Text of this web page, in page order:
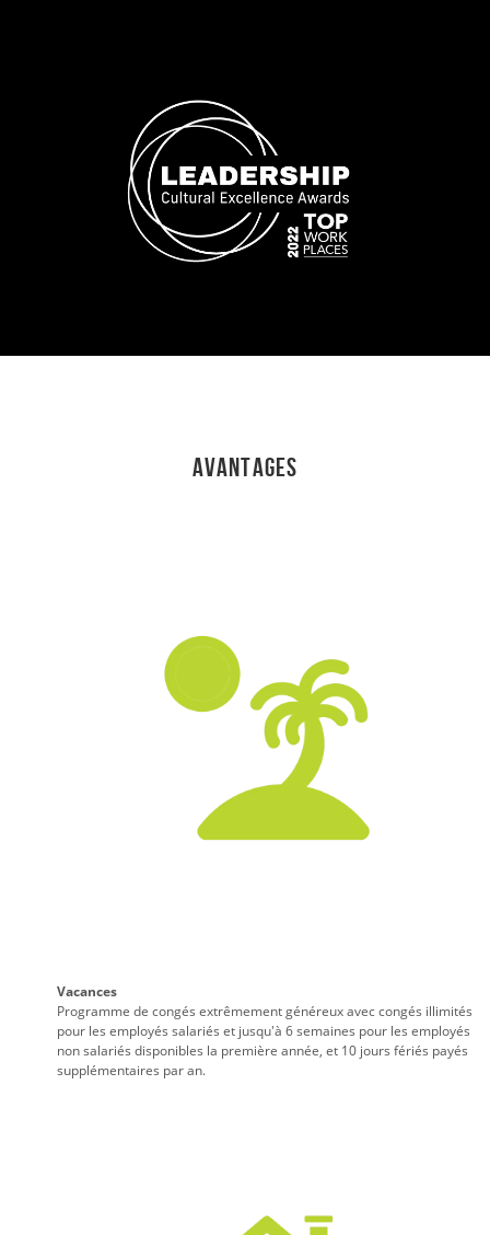
Avantages
Vacances
Programme de congés extrêmement généreux avec congés illimités
pour les employés salariés et jusqu'à 6 semaines pour les employés
non salariés disponibles la première année, et 10 jours fériés payés
supplémentaires par an.